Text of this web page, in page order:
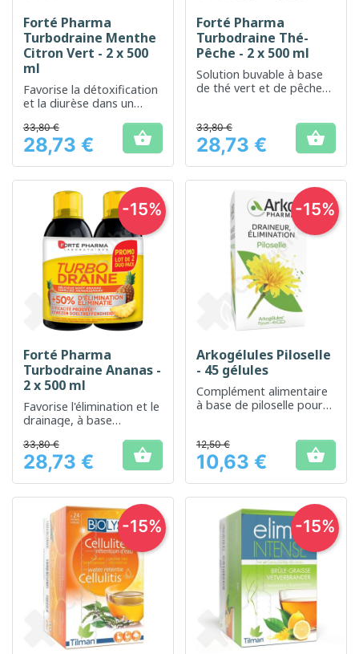
Forté Pharma
Turbodraine Menthe
Citron Vert - 2 x 500
ml
Favorise la détoxification
et la diurèse dans un
menthe et citron vert
Prix
33,80 €
28,73 € 
Forté Pharma
Turbodraine Thé-
Pêche - 2 x 500 ml
Solution buvable à base
de thé vert et de pêche
drainage du corps.
Prix
33,80 €
28,73 € 
Forté Pharma
Turbodraine Ananas -
2 x 500 ml
Favorise l'élimination et le
drainage, à base
Prix
33,80 €
28,73 € 
-15%
Arkogélules Piloselle
- 45 gélules
Complément alimentaire
à base de piloselle pour
Prix
12,50 €
10,63 € 
-15%
-15% -15%